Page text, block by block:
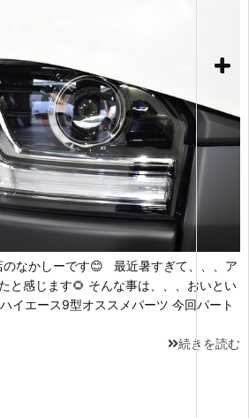
なかしーです😊 最近暑すぎて、、、ア
と感じます🌻 そんな事は、、、おいとい
イエース9型オススメパーツ 今回パート
続きを読む